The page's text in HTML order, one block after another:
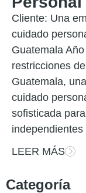
Cliente: Una
cuidado
Guatemala
restricciones
Guatemala,
cuidado
sofisticada
LEER MÁS
Categoría